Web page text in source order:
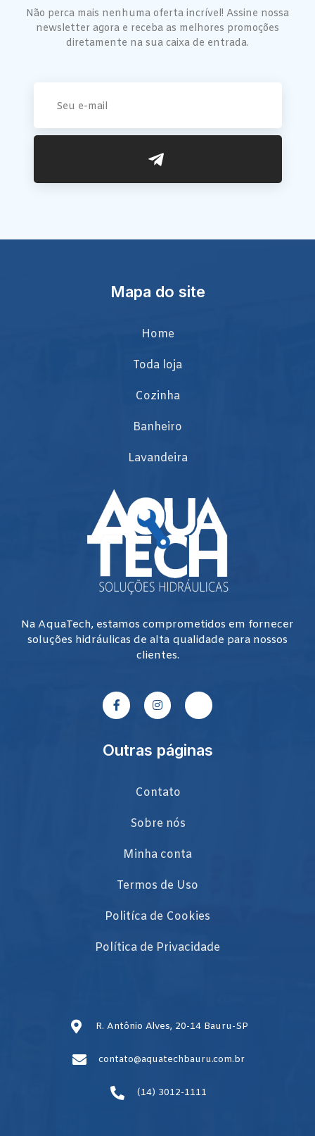
Não perca mais nenhuma oferta incrível! Assine nossa
newsletter agora e receba as melhores promoções
diretamente na sua caixa de entrada.
Mapa do site
Home
Toda loja
Cozinha
Banheiro
Lavandeira
Na AquaTech, estamos comprometidos em fornecer
soluções hidráulicas de alta qualidade para nossos
clientes.
Outras páginas
Contato
Sobre nós
Minha conta
Termos de Uso
Politíca de Cookies
Política de Privacidade
R. Antônio Alves, 20-14 Bauru-SP
contato@aquatechbauru.com.br
(14) 3012-1111